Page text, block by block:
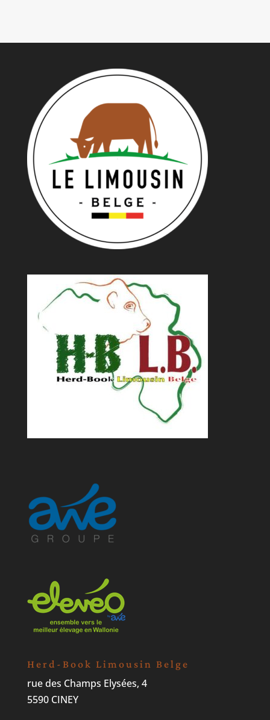
Herd-Book Limousin Belge
rue des Champs Elysées, 4
5590 CINEY